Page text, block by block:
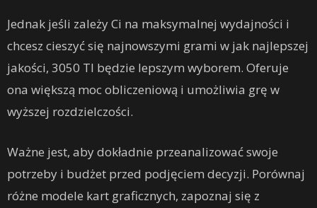
Jednak jeśli zależy Ci na maksymalnej wydajności i
chcesz cieszyć się najnowszymi grami w jak najlepszej
jakości, 3050 TI będzie lepszym wyborem. Oferuje
ona większą moc obliczeniową i umożliwia grę w
wyższej rozdzielczości.
Ważne jest, aby dokładnie przeanalizować swoje
potrzeby i budżet przed podjęciem decyzji. Porównaj
różne modele kart graficznych, zapoznaj się z